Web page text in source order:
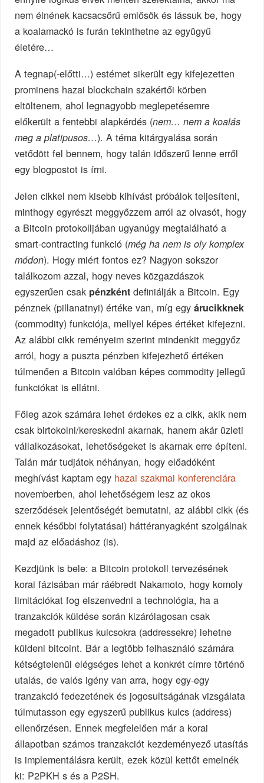
nem élnének kacsacsőrű emlősök és lássuk be, hogy
a koalamackó is furán tekinthetne az együgyű
életére…
A tegnap(-előtti…) estémet sikerült egy kifejezetten
prominens hazai blockchain szakértői körben
eltöltenem, ahol legnagyobb meglepetésemre
előkerült a fentebbi alapkérdés (nem… nem a koalás
meg a platipusos…). A téma kitárgyalása során
vetődött fel bennem, hogy talán időszerű lenne erről
egy blogpostot is írni.
Jelen cikkel nem kisebb kihívást próbálok teljesíteni,
minthogy egyrészt meggyőzzem arról az olvasót, hogy
a Bitcoin protokolljában ugyanúgy megtalálható a
smart-contracting funkció (még ha nem is oly komplex
módon). Hogy miért fontos ez? Nagyon sokszor
találkozom azzal, hogy neves közgazdászok
egyszerűen csak pénzként definiálják a Bitcoin. Egy
pénznek (pillanatnyi) értéke van, míg egyárucikknek
(commodity) funkciója, mellyel képes értéket kifejezni.
Az alábbi cikk reményeim szerint mindenkit meggyőz
arról, hogy a puszta pénzben kifejezhető értéken
túlmenően a Bitcoin valóban képes commodity jellegű
funkciókat is ellátni.
Főleg azok számára lehet érdekes ez a cikk, akik nem
csak birtokolni/kereskedni akarnak, hanem akár üzleti
vállalkozásokat, lehetőségeket is akarnak erre építeni.
Talán már tudjátok néhányan, hogy előadóként
meghívást kaptam egy hazai szakmai konferenciára
novemberben, ahol lehetőségem lesz az okos
szerződések jelentőségét bemutatni, az alábbi cikk (és
ennek későbbi folytatásai) háttéranyagként szolgálnak
majd az előadáshoz (is).
Kezdjünk is bele: a Bitcoin protokoll tervezésének
korai fázisában már ráébredt Nakamoto, hogy komoly
limitációkat fog elszenvedni a technológia, ha a
tranzakciók küldése során kizárólagosan csak
megadott publikus kulcsokra (addressekre) lehetne
küldeni bitcoint. Bár a legtöbb felhasználó számára
kétségtelenül elégséges lehet a konkrét címre történő
utalás, de valós igény van arra, hogy egy-egy
tranzakció fedezetének és jogosultságának vizsgálata
túlmutasson egy egyszerű publikus kulcs (address)
ellenőrzésen. Ennek megfelelően már a korai
állapotban számos tranzakciót kezdeményező utasítás
is implementálásra került, ezek közül kettőt emelnék
ki: P2PKH s és a P2SH.